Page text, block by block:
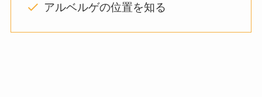
アルベルゲの位置を知る